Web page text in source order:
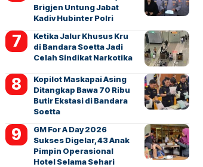
Brigjen Untung Jabat
Kadiv Hubinter Polri
Ketika Jalur Khusus Kru
di Bandara Soetta Jadi
Celah Sindikat Narkotika
Kopilot Maskapai Asing
Ditangkap Bawa 70 Ribu
Butir Ekstasi di Bandara
Soetta
GM For A Day 2026
Sukses Digelar, 43 Anak
Pimpin Operasional
Hotel Selama Sehari